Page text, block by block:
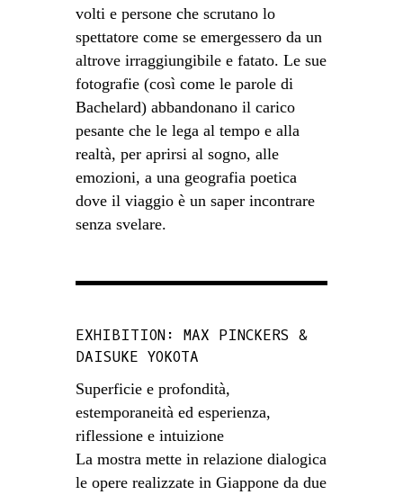
volti e persone che scrutano lo
spettatore come se emergessero da un
altrove irraggiungibile e fatato. Le sue
fotografie (così come le parole di
Bachelard) abbandonano il carico
pesante che le lega al tempo e alla
realtà, per aprirsi al sogno, alle
emozioni, a una geografia poetica
dove il viaggio è un saper incontrare
senza svelare.
EXHIBITION: MAX PINCKERS &
DAISUKE YOKOTA
Superficie e profondità,
estemporaneità ed esperienza,
riflessione e intuizione
La mostra mette in relazione dialogica
le opere realizzate in Giappone da due